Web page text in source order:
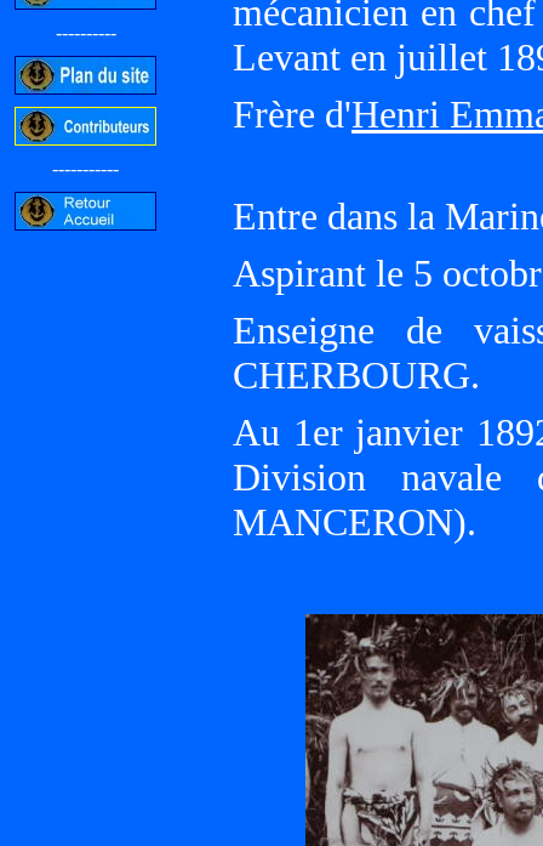
----------
-----------
mécanicien en
Levant en juillet
Frère d'Henri
Entre dans la
Aspirant le 5
Enseigne de
CHERBOURG.
Au 1er janvier
Division navale
MANCERON).